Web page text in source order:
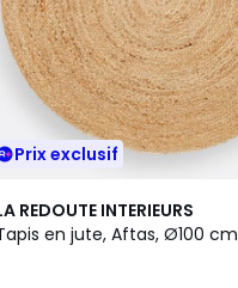
Prix exclusif
REDOUTE INTERIEURS
en jute, Aftas, Ø100 cm
4,5
/ 5